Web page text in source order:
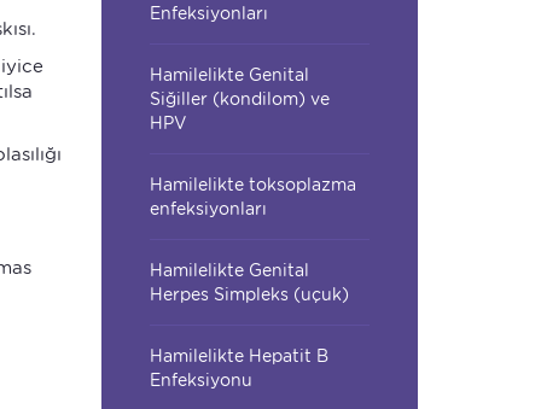
Enfeksiyonları
Hamilelikte Genital
Siğiller (kondilom) ve
HPV
Hamilelikte toksoplazma
enfeksiyonları
Hamilelikte Genital
Herpes Simpleks (uçuk)
Hamilelikte Hepatit B
Enfeksiyonu